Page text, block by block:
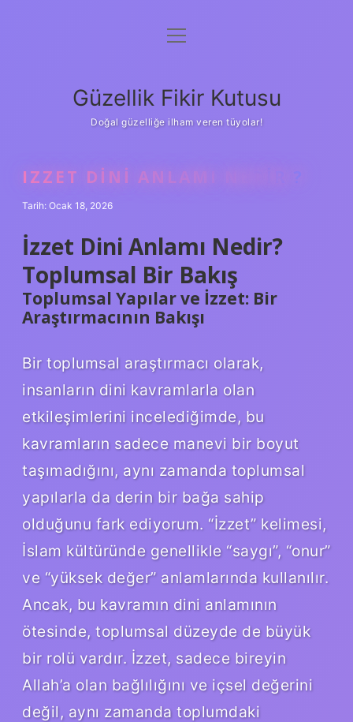
Anasayfa
Yasal Uyarı
menüyü
Güzellik Fikir Kutusu
Doğal güzelliğe ilham veren tüyolar!
IZZET DINI ANLAMI NEDIR ?
Tarih: Ocak 18, 2026
İzzet Dini Anlamı Nedir?
Toplumsal Bir Bakış
Toplumsal Yapılar ve İzzet: Bir
Araştırmacının Bakışı
Bir toplumsal araştırmacı olarak,
insanların dini kavramlarla olan
etkileşimlerini incelediğimde, bu
kavramların sadece manevi bir boyut
taşımadığını, aynı zamanda toplumsal
yapılarla da derin bir bağa sahip
olduğunu fark ediyorum. “İzzet” kelimesi,
İslam kültüründe genellikle “saygı”, “onur”
ve “yüksek değer” anlamlarında kullanılır.
Ancak, bu kavramın dini anlamının
ötesinde, toplumsal düzeyde de büyük
bir rolü vardır. İzzet, sadece bireyin
Allah’a olan bağlılığını ve içsel değerini
değil, aynı zamanda toplumdaki